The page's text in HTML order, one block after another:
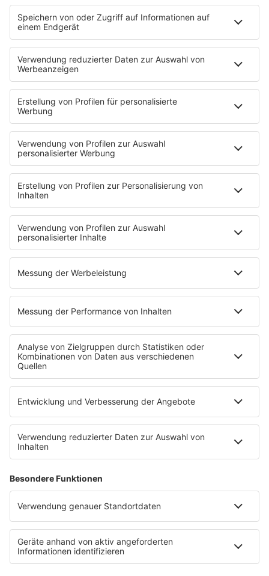
80s80s POP STORIES
80s80s PRINCE
80s80s QUEEN
80s80s REGGAE
80s80s ROCK
80s80s ROMANTIC ROCK
80s80s SOUL BALLADS
80s80s SUMMER
80s80s TECHNO
80s80s WAVE
80s80s XMAS
80s80s YACHT ROCK
60s und 70s gibt es auf NORA
Musik
80s Musik in der DDR
Peters Pop Stories
News
Songsuche
Voting
Wunschtitel
Service
Kontakt
Datenschutz
Datenschutzeinstellungen
Impressum
90s90s.de
Werbung buchen
Teilnahmebedingungen
depechemode.de
Jobs bei 80s80s